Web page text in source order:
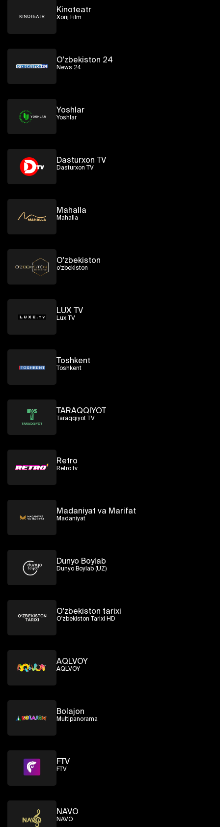
Kinoteatr
Xorij Film
O'zbekiston 24
News 24
Yoshlar
Yoshlar
Dasturxon TV
Dasturxon TV
Mahalla
Mahalla
O'zbekiston
o'zbekiston
LUX TV
Lux TV
Toshkent
Toshkent
TARAQQIYOT
Taraqqiyot TV
Retro
Retro tv
Madaniyat va Marifat
Madaniyat
Dunyo Boylab
Dunyo Boylab (UZ)
O'zbekiston tarixi
O'zbekiston Tarixi HD
AQLVOY
AQLVOY
Bolajon
Multipanorama
FTV
FTV
NAVO
NAVO